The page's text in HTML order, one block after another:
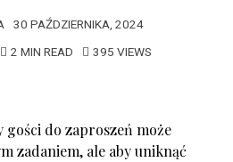
30 PAŹDZIERNIKA, 2024
2 MIN READ 395 VIEWS
do zaproszeń może
zadaniem, ale aby uniknąć